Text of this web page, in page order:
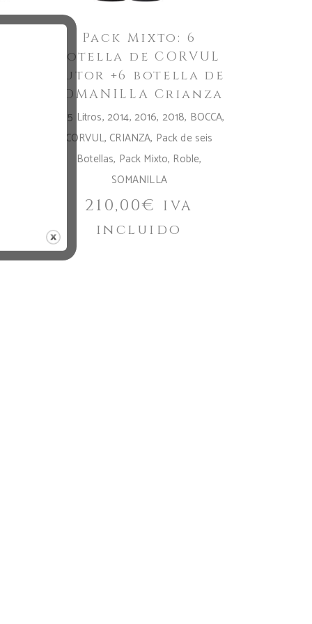
Pack Mixto: 6
botella de CORVUL
Autor +6 botella de
SOMANILLA Crianza
0,75 Litros, 2014, 2016, 2018, BOCCA,
CORVUL, CRIANZA, Pack de seis
Botellas, Pack Mixto, Roble,
SOMANILLA
210,00€
IVA
incluido